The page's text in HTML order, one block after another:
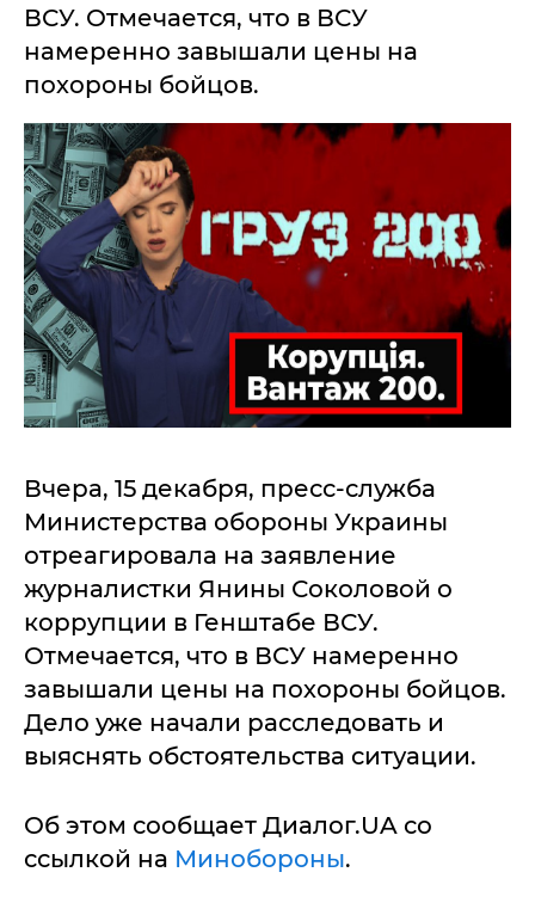
ВСУ. Отмечается, что в ВСУ
намеренно завышали цены на
похороны бойцов.
Вчера, 15 декабря, пресс-служба
Министерства обороны Украины
отреагировала на заявление
журналистки Янины Соколовой о
коррупции в Генштабе ВСУ.
Отмечается, что в ВСУ намеренно
завышали цены на похороны бойцов.
Дело уже начали расследовать и
выяснять обстоятельства ситуации.
Об этом сообщает Диалог.UA со
ссылкой на Минобороны.